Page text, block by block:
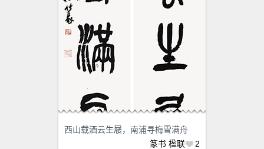
西山载酒云生屦，南浦寻梅雪满舟
篆书 楹联 2